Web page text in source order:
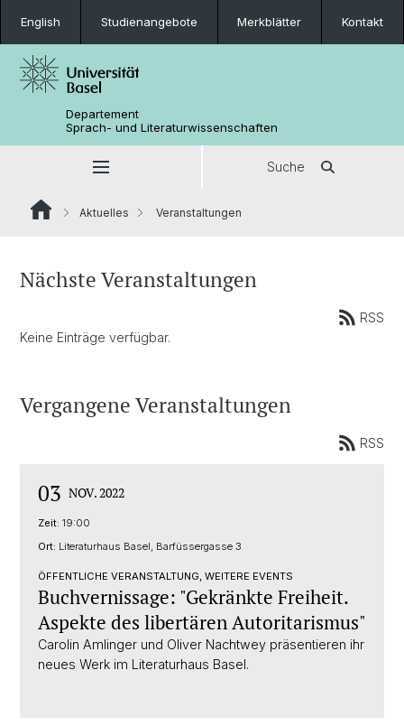
English Studienangebote Merkblätter Kontakt
Departement
Sprach- und Literaturwissenschaften
Suche
Aktuelles Veranstaltungen
Nächste Veranstaltungen
RSS
Keine Einträge verfügbar.
Vergangene Veranstaltungen
RSS
03 NOV. 2022
Zeit: 19:00
Ort: Literaturhaus Basel, Barfüssergasse 3
ÖFFENTLICHE VERANSTALTUNG, WEITERE EVENTS
Buchvernissage: "Gekränkte Freiheit.
Aspekte des libertären Autoritarismus"
Carolin Amlinger und Oliver Nachtwey präsentieren ihr
neues Werk im Literaturhaus Basel.